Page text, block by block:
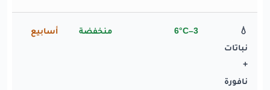
💧
نباتات
+
نافورة
3–6°C منخفضة أسابيع